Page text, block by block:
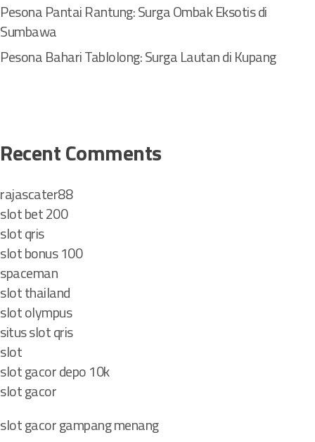
Pesona Pantai Rantung: Surga Ombak Eksotis di
Sumbawa
Pesona Bahari Tablolong: Surga Lautan di Kupang
Recent Comments
rajascater88
slot bet 200
slot qris
slot bonus 100
spaceman
slot thailand
slot olympus
situs slot qris
slot
slot gacor depo 10k
slot gacor
slot gacor gampang menang